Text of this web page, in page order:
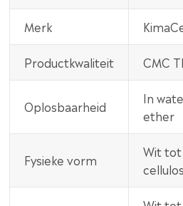
Merk
Productkwaliteit CMC
Oplosbaarheid
In
ether
Fysieke vorm
Wit